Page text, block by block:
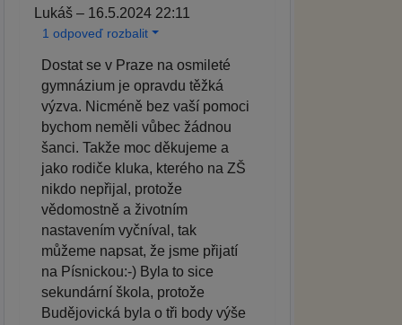
Lukáš – 16.5.2024 22:11
1 odpoveď rozbalit
Dostat se v Praze na osmileté
gymnázium je opravdu těžká
výzva. Nicméně bez vaší pomoci
bychom neměli vůbec žádnou
šanci. Takže moc děkujeme a
jako rodiče kluka, kterého na ZŠ
nikdo nepřijal, protože
vědomostně a životním
nastavením vyčníval, tak
můžeme napsat, že jsme přijatí
na Písnickou:-) Byla to sice
sekundární škola, protože
Budějovická byla o tři body výše